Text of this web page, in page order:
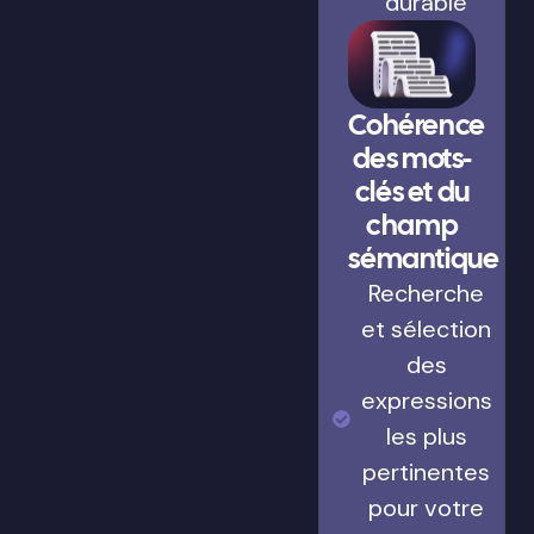
Cohérence
des mots-
clés et du
champ
sémantique
Recherche
et sélection
des
expressions
les plus
pertinentes
pour votre